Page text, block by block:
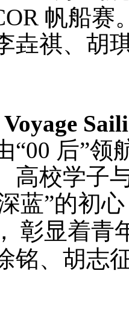
帆船赛
垚祺、胡
“00 后”领
高校学子
蓝”的初
彰显着青
铭、胡志